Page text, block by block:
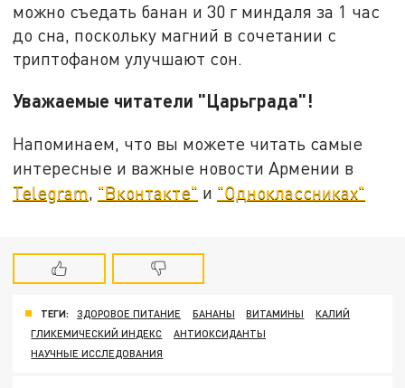
можно съедать банан и 30 г миндаля за 1 час
до сна, поскольку магний в сочетании с
триптофаном улучшают сон.
Уважаемые читатели "Царьграда"!
Напоминаем, что вы можете читать самые
интересные и важные новости Армении в
Telegram "Вконтакте" и "Одноклассниках"
ТЕГИ: ЗДОРОВОЕ ПИТАНИЕ БАНАНЫ ВИТАМИНЫ
КАЛИЙ
ГЛИКЕМИЧЕСКИЙ ИНДЕКС
АНТИОКСИДАНТЫ
НАУЧНЫЕ ИССЛЕДОВАНИЯ